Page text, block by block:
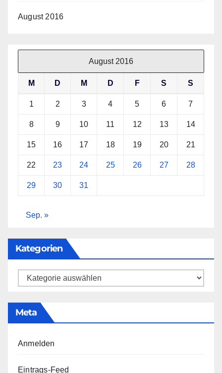
August 2016
August 2016
M D M D F S S
1 2 3 4 5 6 7
8 9 10 11 12 13 14
15 16 17 18 19 20 21
22 23 24 25 26 27 28
29 30 31
Sep. »
Kategorien
Kategorien
Meta
Anmelden
Eintrags-Feed